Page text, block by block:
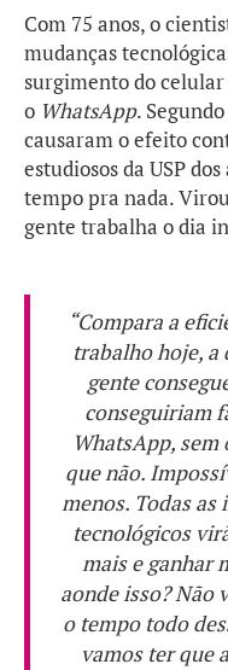
Com 75 anos, o
mudanças
surgimento do celular
o WhatsApp.
causaram o efeito
estudiosos da USP
tempo pra nada.
gente trabalha o dia
“Compara a
trabalho hoje, a
gente
conseguiriam
WhatsApp,
que não.
menos. Todas as
tecnológicos
mais e ganhar
aonde isso? Não
o tempo todo
vamos ter que